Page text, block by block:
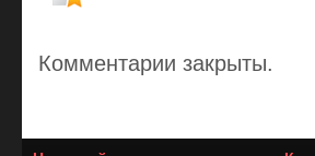
Комментарии закрыты.